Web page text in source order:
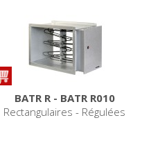
BATR R - BATR R010
Rectangulaires - Régulées